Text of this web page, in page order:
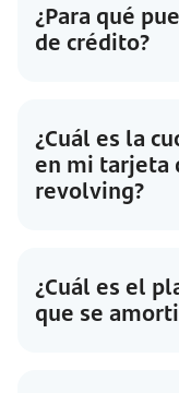
¿Para qué
de crédito?
¿Cuál es la
en mi tarjeta
revolving?
¿Cuál es el
que se